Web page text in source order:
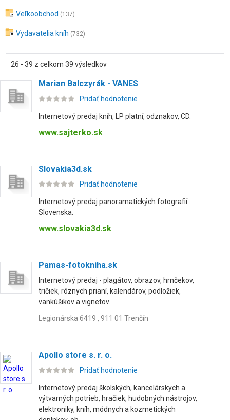
Veľkoobchod (137)
Vydavatelia kníh (732)
26 - 39 z celkom 39 výsledkov
Marian Balczyrák - VANES
Pridať hodnotenie
Internetový predaj kníh, LP platní, odznakov, CD.
www.sajterko.sk
Slovakia3d.sk
Pridať hodnotenie
Internetový predaj panoramatických fotografií
Slovenska.
www.slovakia3d.sk
Pamas-fotokniha.sk
Internetový predaj - plagátov, obrazov, hrnčekov,
tričiek, rôznych prianí, kalendárov, podložiek,
vankúšikov a vignetov.
Legionárska 6419 , 911 01 Trenčín
Apollo store s. r. o.
Pridať hodnotenie
Internetový predaj školských, kancelárskych a
výtvarných potrieb, hračiek, hudobných nástrojov,
elektroniky, kníh, módnych a kozmetických